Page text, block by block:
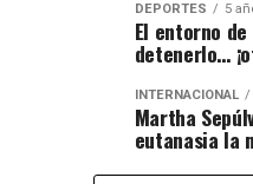
DEPORTES 5
El entorno
detenerlo…
INTERNACIONAL
Martha
eutanasia la